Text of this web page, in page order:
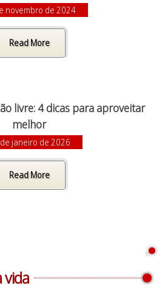
novembro de 2024
Read More
livre: 4 dicas para aproveitar
melhor
janeiro de 2026
Read More